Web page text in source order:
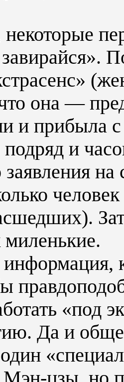
она —
и прибыла
и
заявления
миленькие.
«под
Да и